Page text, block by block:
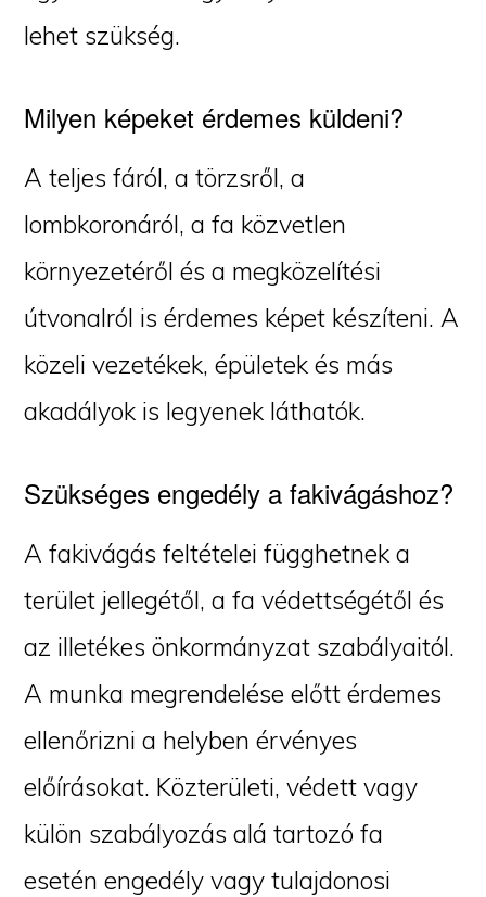
lehet szükség.
Milyen képeket érdemes küldeni?
A teljes fáról, a törzsről, a
lombkoronáról, a fa közvetlen
környezetéről és a megközelítési
útvonalról is érdemes képet készíteni. A
közeli vezetékek, épületek és más
akadályok is legyenek láthatók.
Szükséges engedély a fakivágáshoz?
A fakivágás feltételei függhetnek a
terület jellegétől, a fa védettségétől és
az illetékes önkormányzat szabályaitól.
A munka megrendelése előtt érdemes
ellenőrizni a helyben érvényes
előírásokat. Közterületi, védett vagy
külön szabályozás alá tartozó fa
esetén engedély vagy tulajdonosi